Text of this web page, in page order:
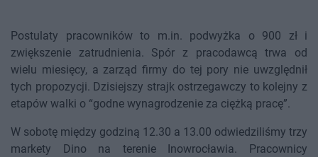
Postulaty pracowników to m.in. podwyżka o 900 zł i
zwiększenie zatrudnienia. Spór z pracodawcą trwa od
wielu miesięcy, a zarząd firmy do tej pory nie uwzględnił
tych propozycji. Dzisiejszy strajk ostrzegawczy to kolejny z
etapów walki o “godne wynagrodzenie za ciężką pracę”.
W sobotę między godziną 12.30 a 13.00 odwiedziliśmy trzy
markety Dino na terenie Inowrocławia. Pracownicy